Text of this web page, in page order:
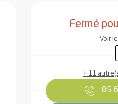
Fermé
Voir
+ 11
05